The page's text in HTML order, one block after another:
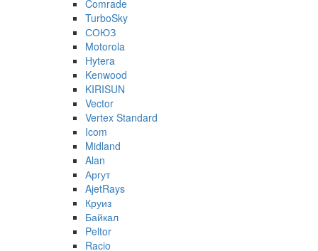
Comrade
TurboSky
СОЮЗ
Motorola
Hytera
Kenwood
KIRISUN
Vector
Vertex Standard
Icom
Midland
Alan
Аргут
AjetRays
Круиз
Байкал
Peltor
Racio